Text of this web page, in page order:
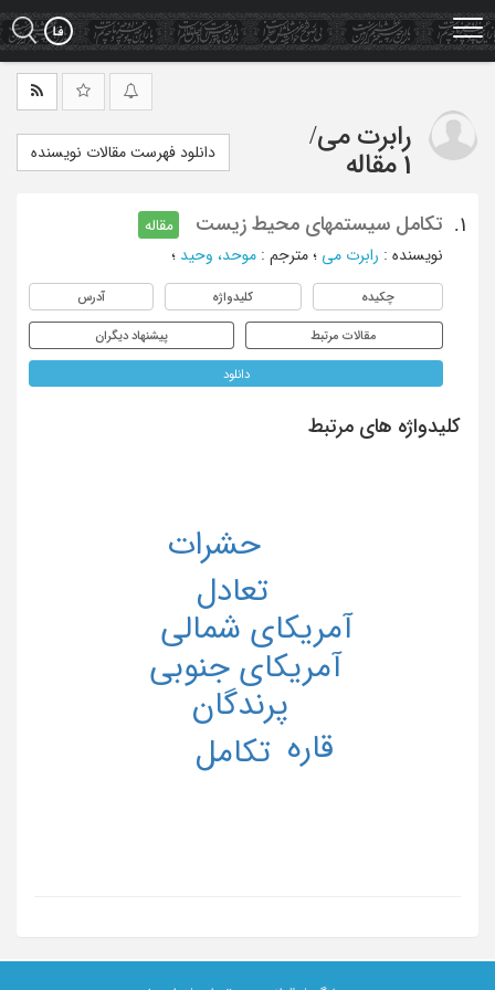
Skip
to
main
رابرت می/
1 مقاله
دانلود فهرست مقالات نویسنده
1. تکامل سیستمهای محیط زیست
مقاله
نویسنده : رابرت می ؛ مترجم : موحد، وحید ؛
چکیده کلیدواژه آدرس
مقالات مرتبط پیشنهاد دیگران
دانلود
کلیدواژه های مرتبط
آمریکای جنوبی
آمریکای شمالی
پرندگان
تعادل
تکامل
حشرات
قاره